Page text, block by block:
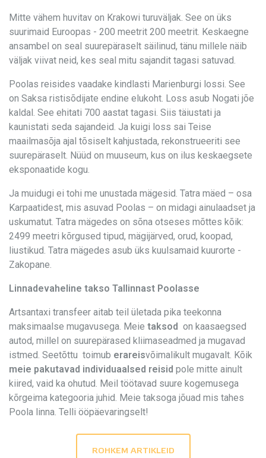
Mitte vähem huvitav on Krakowi turuväljak. See on üks
suurimaid Euroopas - 200 meetrit 200 meetrit. Keskaegne
ansambel on seal suurepäraselt säilinud, tänu millele näib
väljak viivat neid, kes seal mitu sajandit tagasi satuvad.
Poolas reisides vaadake kindlasti Marienburgi lossi. See
on Saksa ristisõdijate endine elukoht. Loss asub Nogati jõe
kaldal. See ehitati 700 aastat tagasi. Siis täiustati ja
kaunistati seda sajandeid. Ja kuigi loss sai Teise
maailmasõja ajal tõsiselt kahjustada, rekonstrueeriti see
suurepäraselt. Nüüd on muuseum, kus on ilus keskaegsete
eksponaatide kogu.
Ja muidugi ei tohi me unustada mägesid. Tatra mäed – osa
Karpaatidest, mis asuvad Poolas – on midagi ainulaadset ja
uskumatut. Tatra mägedes on sõna otseses mõttes kõik:
2499 meetri kõrgused tipud, mägijärved, orud, koopad,
liustikud. Tatra mägedes asub üks kuulsamaid kuurorte -
Zakopane.
Linnadevaheline takso Tallinnast Poolasse
Artsantaxi transfeer aitab teil ületada pika teekonna
maksimaalse mugavusega. Meie taksod on kaasaegsed
autod, millel on suurepärased kliimaseadmed ja mugavad
istmed. Seetõttu toimub erareisvõimalikult mugavalt. Kõik
meie pakutavad individuaalsed reisid pole mitte ainult
kiired, vaid ka ohutud. Meil töötavad suure kogemusega
kõrgeima kategooria juhid. Meie taksoga jõuad mis tahes
Poola linna. Telli ööpäevaringselt!
ROHKEM ARTIKLEID